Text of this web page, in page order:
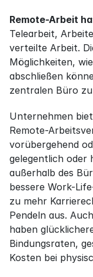
Remote-Arbeit
Telearbeit,
verteilte Arbeit.
Möglichkeiten,
abschließen
zentralen Büro
Unternehmen
Remote-
vorübergehend
gelegentlich oder
außerhalb des
bessere Work-
zu mehr
Pendeln aus.
haben
Bindungsraten,
Kosten bei